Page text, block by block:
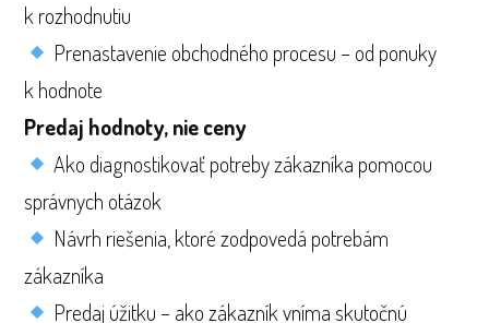
k rozhodnutiu
Prenastavenie obchodného procesu – od ponuky
k hodnote
Predaj hodnoty, nie ceny
Ako diagnostikovať potreby zákazníka pomocou
správnych otázok
Návrh riešenia, ktoré zodpovedá potrebám
zákazníka
Predaj úžitku – ako zákazník vníma skutočnú